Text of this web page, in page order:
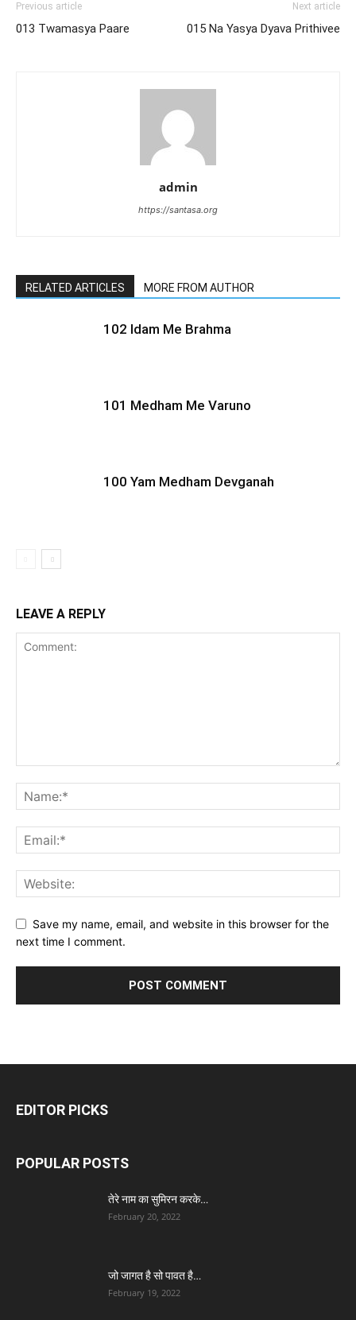
Previous article
013 Twamasya Paare
Next article
015 Na Yasya Dyava Prithivee
admin
https://santasa.org
RELATED ARTICLES MORE FROM AUTHOR
102 Idam Me Brahma
101 Medham Me Varuno
100 Yam Medham Devganah
LEAVE A REPLY
Save my name, email, and website in this browser for the
next time I comment.
EDITOR PICKS
POPULAR POSTS
तेरे नाम का सुमिरन करके…
February 20, 2022
जो जागत है सो पावत है…
February 19, 2022